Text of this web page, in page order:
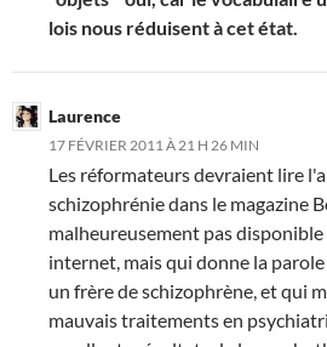
lois nous réduisent à cet état.
Laurence
17 FÉVRIER 2011 À 21 H 26 MIN
Les réformateurs devraient lire
schizophrénie dans le magazine
malheureusement pas
internet, mais qui donne la
un frère de schizophrène, et qui
mauvais traitements en